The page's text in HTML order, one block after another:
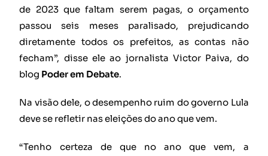
de 2023 que faltam serem pagas, o orçamento
passou seis meses paralisado, prejudicando
diretamente todos os prefeitos, as contas não
fecham”, disse ele ao jornalista Victor Paiva, do
blog Poder em Debate.
Na visão dele, o desempenho ruim do governo Lula
deve se refletir nas eleições do ano que vem.
“Tenho certeza de que no ano que vem, a